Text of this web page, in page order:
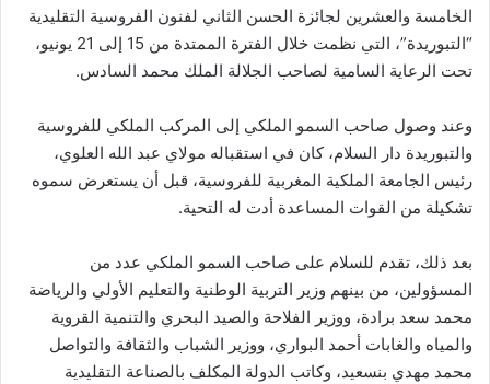
الخامسة والعشرين لجائزة الحسن الثاني لفنون الفروسية التقليدية
“التبوريدة”، التي نظمت خلال الفترة الممتدة من 15 إلى 21 يونيو،
تحت الرعاية السامية لصاحب الجلالة الملك محمد السادس.
وعند وصول صاحب السمو الملكي إلى المركب الملكي للفروسية
والتبوريدة دار السلام، كان في استقباله مولاي عبد الله العلوي،
رئيس الجامعة الملكية المغربية للفروسية، قبل أن يستعرض سموه
تشكيلة من القوات المساعدة أدت له التحية.
بعد ذلك، تقدم للسلام على صاحب السمو الملكي عدد من
المسؤولين، من بينهم وزير التربية الوطنية والتعليم الأولي والرياضة
محمد سعد برادة، ووزير الفلاحة والصيد البحري والتنمية القروية
والمياه والغابات أحمد البواري، ووزير الشباب والثقافة والتواصل
محمد مهدي بنسعيد، وكاتب الدولة المكلف بالصناعة التقليدية